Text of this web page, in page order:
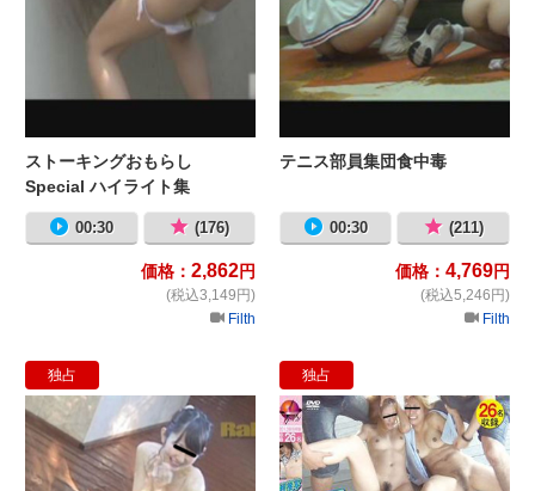
ストーキングおもらし
Special ハイライト集
00:30 (176)
価格： 2,862円
(税込3,149円)
Filth
テニス部員集団食中毒
00:30 (211)
価格： 4,769円
(税込5,246円)
Filth
独占
風呂小便 美しい尿線セレクション
独占
水